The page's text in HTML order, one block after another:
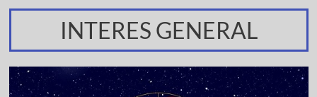
INTERES GENERAL